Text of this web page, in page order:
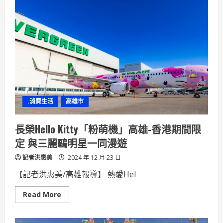
勘
中
心
攜
手
速
我
國
海
床
資
源
探
勘
實
現
淨
零
續
.消費生活 高雄市
長榮Hello Kitty「粉萌機」高雄-香港期間限
定 與三麗鷗明星一同漫遊
記者洪惠美 2024 年 12 月 23 日
【記者洪惠美/高雄報導】 熱愛Hel
Read More
more